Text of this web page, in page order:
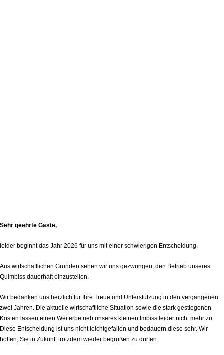
Sehr geehrte Gäste,
leider beginnt das Jahr 2026 für uns mit einer schwierigen Entscheidung.
Aus wirtschaftlichen Gründen sehen wir uns gezwungen, den Betrieb unseres
Quimbiss dauerhaft einzustellen.
Wir bedanken uns herzlich für Ihre Treue und Unterstützung in den vergangenen
zwei Jahren. Die aktuelle wirtschaftliche Situation sowie die stark gestiegenen
Kosten lassen einen Weiterbetrieb unseres kleinen Imbiss leider nicht mehr zu.
Diese Entscheidung ist uns nicht leichtgefallen und bedauern diese sehr. Wir
hoffen, Sie in Zukunft trotzdem wieder begrüßen zu dürfen.